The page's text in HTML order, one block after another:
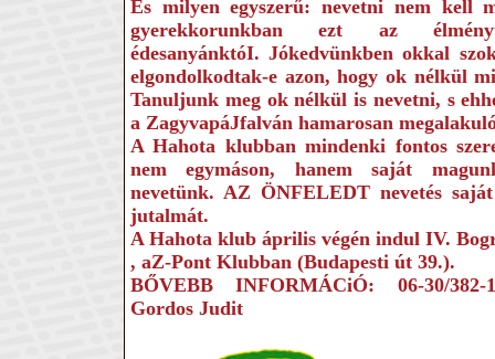
És milyen egyszerű: ne­vetni nem kell
gyerekkorunkban ezt az
édesanyánktóI. Jókedvünk­ben okkal
elgondolkodtak-e azon, hogy ok nélkül
Tanuljunk meg ok nélkül is nevetni, s
a ZagyvapáJfalván hamarosan
A Hahota klub­ban mindenki fontos
nem egymá­son, hanem saját
nevetünk. AZ ÖNFELEDT nevetés
jutalmát.
A Hahota klub április vé­gén indul IV.
, aZ-Pont Klubban (Buda­pesti út 39.).
BŐVEBB INFORMÁCiÓ: 06-30/382-
Gordos Judit